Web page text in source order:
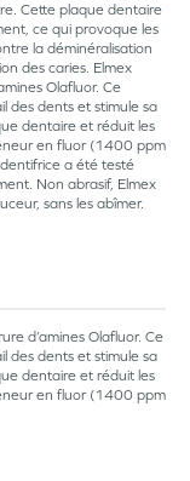
Cette plaque dentaire
ce qui provoque les
la déminéralisation
des caries. Elmex
Olafluor. Ce
des dents et stimule sa
dentaire et réduit les
en fluor (1400 ppm
a été testé
Non abrasif, Elmex
sans les abîmer.
d’amines Olafluor. Ce
des dents et stimule sa
dentaire et réduit les
en fluor (1400 ppm